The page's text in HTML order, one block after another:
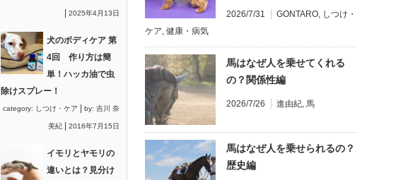
2025年4月13日
犬のボディケア 第
4回 作り方は簡
単！ハッカ油で虫
除けスプレー！
category: しつけ・ケア by: 吉川 奈
美紀 2016年7月15日
イモリとヤモリの
違いとは？見分け
2026/7/31 GONTARO, しつけ・
ケア, 健康・病気
馬はなぜ人を乗せてくれる
の？関係性編
2026/7/26 進由紀, 馬
馬はなぜ人を乗せられるの？
歴史編